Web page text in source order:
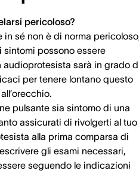
pericoloso?
in sé non è di norma
sintomi possono essere
audioprotesista sarà in grado
per tenere lontano questo
pulsante sia sintomo di una
assicurati di rivolgerti al tuo
alla prima comparsa di
gli esami necessari,
seguendo le indicazioni